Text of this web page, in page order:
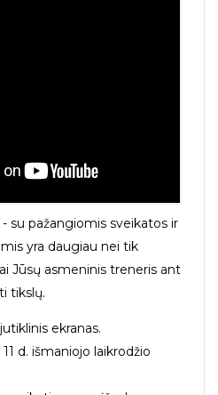
- su pažangiomis sveikatos ir
yra daugiau nei tik
Jūsų asmeninis treneris ant
tikslų.
ekranas.
d. išmaniojo laikrodžio